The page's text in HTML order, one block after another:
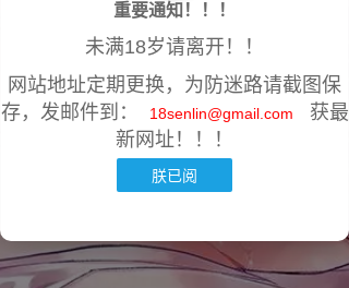
重要通知！！！
未满18岁请离开！！
网站地址定期更换，为防迷路请截图保
存，发邮件到：
18senlin@gmail.com
获最
新网址！！！
朕已阅